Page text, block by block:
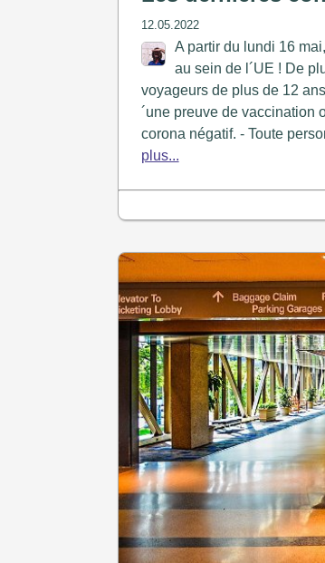
12.05.2022
A partir du lundi 16
au sein de l´UE ! De
voyageurs de plus de 12
´une preuve de vaccination
corona négatif. - Toute
plus...